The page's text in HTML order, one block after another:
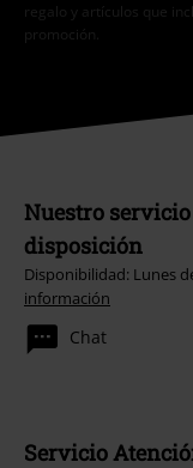
regalo y artículos que
promoción.
Nuestro
disposición
Disponibilidad: Lunes
información
Chat
Servicio